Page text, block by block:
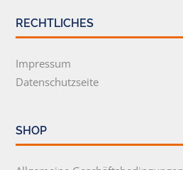
RECHTLICHES
Impressum
Datenschutzseite
SHOP